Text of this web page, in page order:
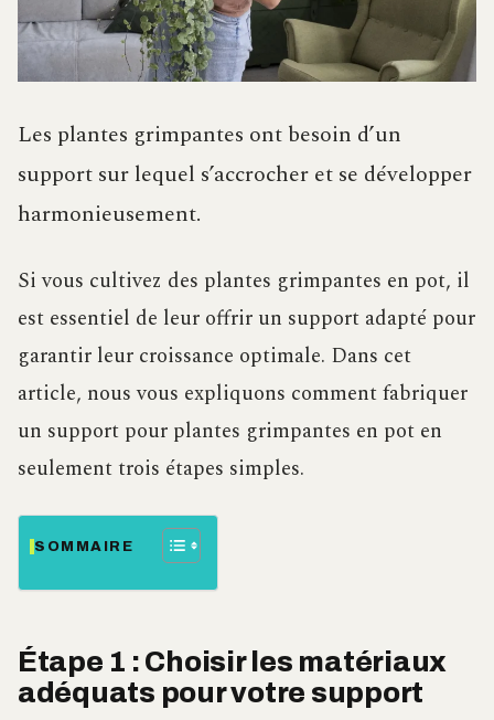
Les plantes grimpantes ont besoin d’un
support sur lequel s’accrocher et se développer
harmonieusement.
Si vous cultivez des plantes grimpantes en pot, il
est essentiel de leur offrir un support adapté pour
garantir leur croissance optimale. Dans cet
article, nous vous expliquons comment fabriquer
un support pour plantes grimpantes en pot en
seulement trois étapes simples.
SOMMAIRE
Étape 1 : Choisir les matériaux
adéquats pour votre support